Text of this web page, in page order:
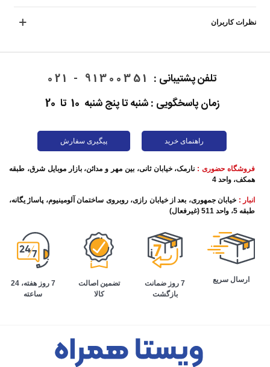
نظرات کاربران
تلفن پشتیبانی : 91300351 - 021
زمان پاسخگویی : شنبه تا پنج شنبه 10 تا 20
راهنمای خرید پیگیری سفارش
فروشگاه حضوری : نارمک، خیابان ثانی، بین مهر و مدائن، بازار موبایل شرق، طبقه
همکف، واحد 4
انبار : خیابان جمهوری، بعد از خیابان رازی، روبروی ساختمان آلومینیوم، پاساژ یگانه،
طبقه 5، واحد 511 (غیرفعال)
ارسال سریع
7 روز ضمانت
بازگشت
تضمین اصالت
کالا
7 روز هفته، 24
ساعته